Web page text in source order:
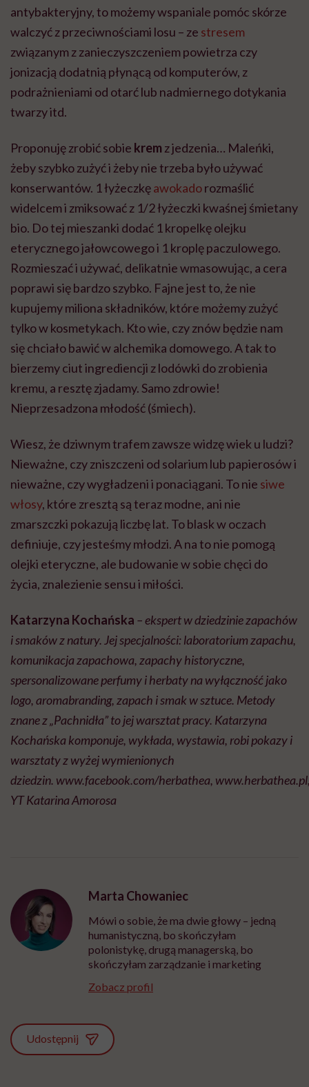
antybakteryjny, to możemy wspaniale pomóc skórze
walczyć z przeciwnościami losu – ze stresem
związanym z zanieczyszczeniem powietrza czy
jonizacją dodatnią płynącą od komputerów, z
podrażnieniami od otarć lub nadmiernego dotykania
twarzy itd.
Proponuję zrobić sobie krem z jedzenia… Maleńki,
żeby szybko zużyć i żeby nie trzeba było używać
konserwantów. 1 łyżeczkęawokadorozmaślić
widelcem i zmiksować z 1/2 łyżeczki kwaśnej śmietany
bio. Do tej mieszanki dodać 1 kropelkę olejku
eterycznego jałowcowego i 1 kroplę paczulowego.
Rozmieszać i używać, delikatnie wmasowując, a cera
poprawi się bardzo szybko. Fajne jest to, że nie
kupujemy miliona składników, które możemy zużyć
tylko w kosmetykach. Kto wie, czy znów będzie nam
się chciało bawić w alchemika domowego. A tak to
bierzemy ciut ingrediencji z lodówki do zrobienia
kremu, a resztę zjadamy. Samo zdrowie!
Nieprzesadzona młodość (śmiech).
Wiesz, że dziwnym trafem zawsze widzę wiek u ludzi?
Nieważne, czy zniszczeni od solarium lub papierosów i
nieważne, czy wygładzeni i ponaciągani. To nie siwe
włosy, które zresztą są teraz modne, ani nie
zmarszczki pokazują liczbę lat. To blask w oczach
definiuje, czy jesteśmy młodzi. A na to nie pomogą
olejki eteryczne, ale budowanie w sobie chęci do
życia, znalezienie sensu i miłości.
Katarzyna Kochańska – ekspert w dziedzinie zapachów
i smaków z natury. Jej specjalności: laboratorium zapachu,
komunikacja zapachowa, zapachy historyczne,
spersonalizowane perfumy i herbaty na wyłączność jako
logo, aromabranding, zapach i smak w sztuce. Metody
znane z „Pachnidła” to jej warsztat pracy. Katarzyna
Kochańska komponuje, wykłada, wystawia, robi pokazy i
warsztaty z wyżej wymienionych
dziedzin. www.facebook.com/herbathea, www.herbathea.pl
YT Katarina Amorosa
Marta Chowaniec
Mówi o sobie, że ma dwie głowy – jedną
humanistyczną, bo skończyłam
polonistykę, drugą managerską, bo
skończyłam zarządzanie i marketing
Zobacz profil
Udostępnij